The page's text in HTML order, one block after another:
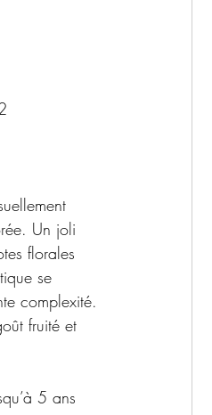
Un joli
florales
se
complexité.
fruité et
5 ans